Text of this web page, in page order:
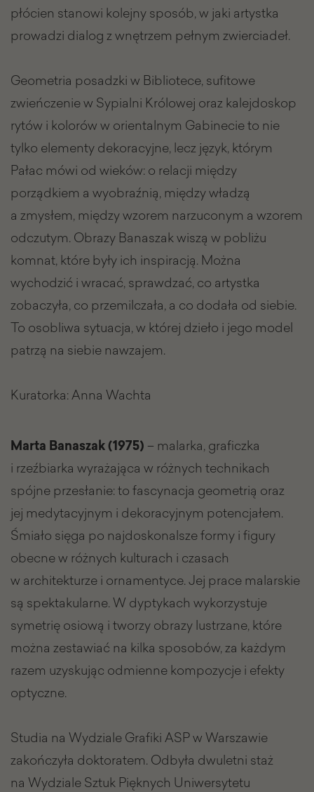
płócien stanowi kolejny sposób, w jaki artystka
prowadzi dialog z wnętrzem pełnym zwierciadeł.
Geometria posadzki w Bibliotece, sufitowe
zwieńczenie w Sypialni Królowej oraz kalejdoskop
rytów i kolorów w orientalnym Gabinecie to nie
tylko elementy dekoracyjne, lecz język, którym
Pałac mówi od wieków: o relacji między
porządkiem a wyobraźnią, między władzą
a zmysłem, między wzorem narzuconym a wzorem
odczutym. Obrazy Banaszak wiszą w pobliżu
komnat, które były ich inspiracją. Można
wychodzić i wracać, sprawdzać, co artystka
zobaczyła, co przemilczała, a co dodała od siebie.
To osobliwa sytuacja, w której dzieło i jego model
patrzą na siebie nawzajem.
Kuratorka: Anna Wachta
Marta Banaszak (1975) – malarka, graficzka
i rzeźbiarka wyrażająca w różnych technikach
spójne przesłanie: to fascynacja geometrią oraz
jej medytacyjnym i dekoracyjnym potencjałem.
Śmiało sięga po najdoskonalsze formy i figury
obecne w różnych kulturach i czasach
w architekturze i ornamentyce. Jej prace malarskie
są spektakularne. W dyptykach wykorzystuje
symetrię osiową i tworzy obrazy lustrzane, które
można zestawiać na kilka sposobów, za każdym
razem uzyskując odmienne kompozycje i efekty
optyczne.
Studia na Wydziale Grafiki ASP w Warszawie
zakończyła doktoratem. Odbyła dwuletni staż
na Wydziale Sztuk Pięknych Uniwersytetu